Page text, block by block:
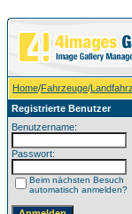
Home/Fahrzeuge/
Registrierte Benutzer
Benutzername:
Passwort:
Beim nächsten Besuch
automatisch anmelden?